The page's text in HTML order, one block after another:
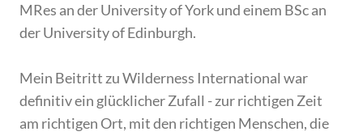
MRes an der University of York und einem BSc an
der University of Edinburgh.
Mein Beitritt zu Wilderness International war
definitiv ein glücklicher Zufall - zur richtigen Zeit
am richtigen Ort, mit den richtigen Menschen, die